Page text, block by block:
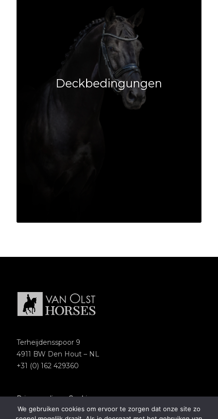
Deckbedingungen
Terheijdensspoor 9
4911 BW Den Hout – NL
+31 (0) 162 429360
Privacypolicy–Cookies
Copyright 2018 – Van Olst Horses
We gebruiken cookies om ervoor te zorgen dat onze site zo